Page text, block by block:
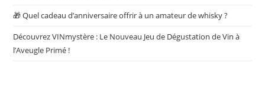
🎁 Quel cadeau d’anniversaire offrir à un amateur de whisky ?
Découvrez VINmystère : Le Nouveau Jeu de Dégustation de Vin à
l’Aveugle Primé !